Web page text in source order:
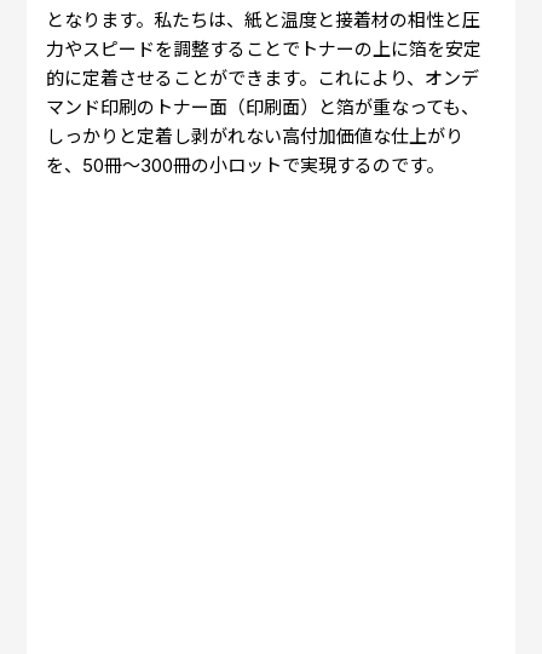
となります。私たちは、紙と温度と接着材の相性と圧
力やスピードを調整することでトナーの上に箔を安定
的に定着させることができます。これにより、オンデ
マンド印刷のトナー面（印刷面）と箔が重なっても、
しっかりと定着し剥がれない高付加価値な仕上がり
を、50冊〜300冊の小ロットで実現するのです。